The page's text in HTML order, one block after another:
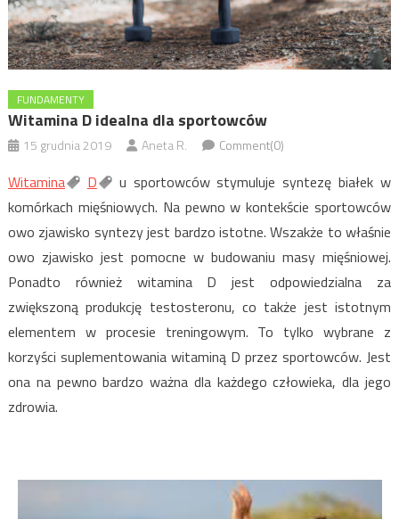
FUNDAMENTY
Witamina D idealna dla sportowców
15 grudnia 2019 Aneta R. Comment(0)
Witamina D
u sportowców stymuluje syntezę białek w
komórkach mięśniowych. Na pewno w kontekście sportowców
owo zjawisko syntezy jest bardzo istotne. Wszakże to właśnie
owo zjawisko jest pomocne w budowaniu masy mięśniowej.
Ponadto również witamina D jest odpowiedzialna za
zwiększoną produkcję testosteronu, co także jest istotnym
elementem w procesie treningowym. To tylko wybrane z
korzyści suplementowania witaminą D przez sportowców. Jest
ona na pewno bardzo ważna dla każdego człowieka, dla jego
zdrowia.